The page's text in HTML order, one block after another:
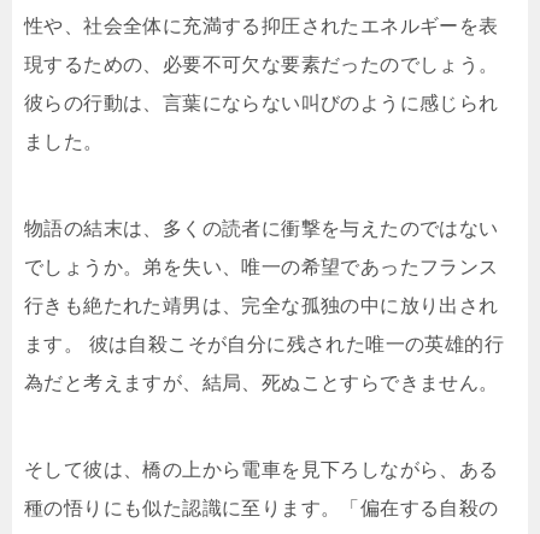
性や、社会全体に充満する抑圧されたエネルギーを表
現するための、必要不可欠な要素だったのでしょう。
彼らの行動は、言葉にならない叫びのように感じられ
ました。
物語の結末は、多くの読者に衝撃を与えたのではない
でしょうか。弟を失い、唯一の希望であったフランス
行きも絶たれた靖男は、完全な孤独の中に放り出され
ます。 彼は自殺こそが自分に残された唯一の英雄的行
為だと考えますが、結局、死ぬことすらできません。
そして彼は、橋の上から電車を見下ろしながら、ある
種の悟りにも似た認識に至ります。「偏在する自殺の